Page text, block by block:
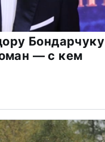
Бондарчуку
— с кем